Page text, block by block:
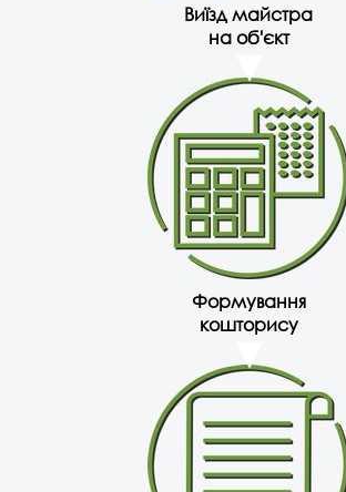
Виїзд майстра
на об'єкт
Формування
кошторису